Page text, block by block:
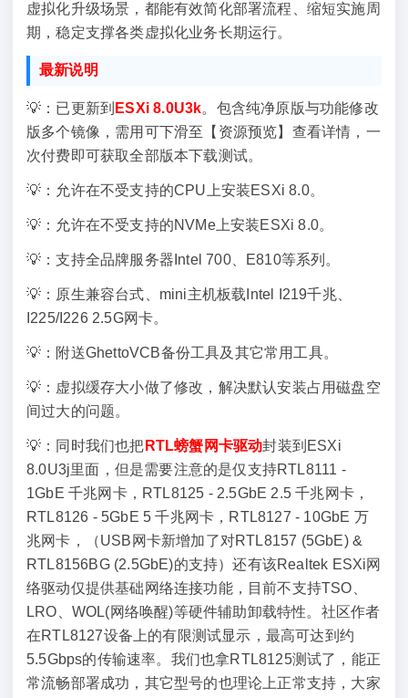
虚拟化升级场景，都能有效简化部署流程、缩短实施周
期，稳定支撑各类虚拟化业务长期运行。
最新说明
💡：已更新到 ESXi 8.0U3k。包含纯净原版与功能修改
版多个镜像，需用可下滑至【资源预览】查看详情，一
次付费即可获取全部版本下载测试。
💡：允许在不受支持的CPU上安装ESXi 8.0。
💡：允许在不受支持的NVMe上安装ESXi 8.0。
💡：支持全品牌服务器Intel 700、E810等系列。
💡：原生兼容台式、mini主机板载Intel I219千兆、
I225/I226 2.5G网卡。
💡：附送GhettoVCB备份工具及其它常用工具。
💡：虚拟缓存大小做了修改，解决默认安装占用磁盘空
间过大的问题。
💡：同时我们也把 RTL螃蟹网卡驱动封装到ESXi
8.0U3j里面，但是需要注意的是仅支持RTL8111 -
1GbE 千兆网卡，RTL8125 - 2.5GbE 2.5 千兆网卡，
RTL8126 - 5GbE 5 千兆网卡，RTL8127 - 10GbE 万
兆网卡，（USB网卡新增加了对RTL8157 (5GbE) &
RTL8156BG (2.5GbE)的支持）还有该Realtek ESXi网
络驱动仅提供基础网络连接功能，目前不支持TSO、
LRO、WOL(网络唤醒)等硬件辅助卸载特性。社区作者
在RTL8127设备上的有限测试显示，最高可达到约
5.5Gbps的传输速率。我们也拿RTL8125测试了，能正
常流畅部署成功，其它型号的也理论上正常支持，大家